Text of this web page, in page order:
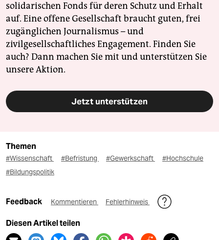
solidarischen Fonds für deren Schutz und Erhalt
auf. Eine offene Gesellschaft braucht guten, frei
zugänglichen Journalismus – und
zivilgesellschaftliches Engagement. Finden Sie
auch? Dann machen Sie mit und unterstützen Sie
unsere Aktion.
Jetzt unterstützen
Themen
#Wissenschaft #Befristung #Gewerkschaft
#Hochschule
#Bildungspolitik
Feedback Kommentieren Fehlerhinweis
Diesen Artikel teilen